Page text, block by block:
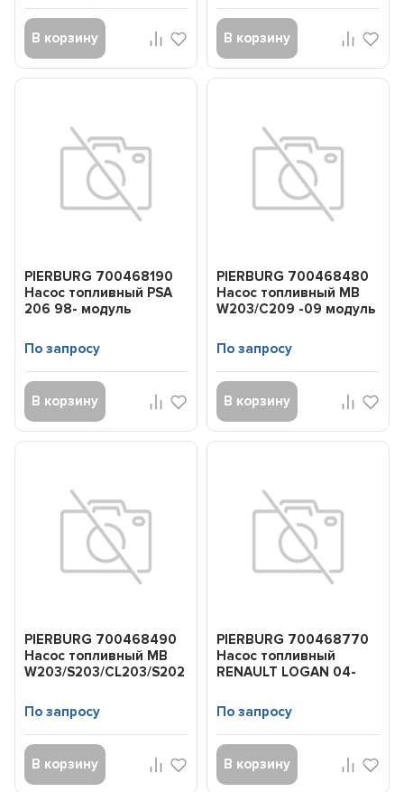
В корзину В корзину
PIERBURG 700468190
Насос топливный PSA
206 98- модуль
По запросу
В корзину
PIERBURG 700468480
Насос топливный MB
W203/C209 -09 модуль
По запросу
В корзину
PIERBURG 700468490
Насос топливный MB
W203/S203/CL203/S202
По запросу
В корзину
PIERBURG 700468770
Насос топливный
RENAULT LOGAN 04-
По запросу
В корзину